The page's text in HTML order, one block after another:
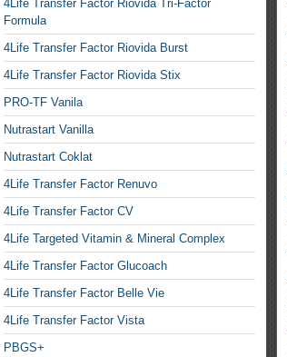
4Life Transfer Factor Riovida Tri-Factor
Formula
4Life Transfer Factor Riovida Burst
4Life Transfer Factor Riovida Stix
PRO-TF Vanila
Nutrastart Vanilla
Nutrastart Coklat
4Life Transfer Factor Renuvo
4Life Transfer Factor CV
4Life Targeted Vitamin & Mineral Complex
4Life Transfer Factor Glucoach
4Life Transfer Factor Belle Vie
4Life Transfer Factor Vista
PBGS+